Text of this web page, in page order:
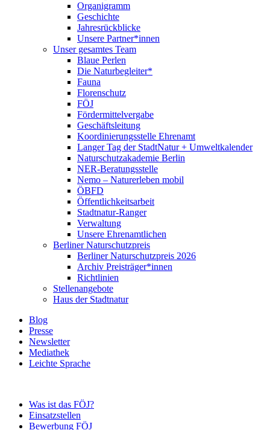
Organigramm
Geschichte
Jahresrückblicke
Unsere Partner*innen
Unser gesamtes Team
Blaue Perlen
Die Naturbegleiter*
Fauna
Florenschutz
FÖJ
Fördermittelvergabe
Geschäftsleitung
Koordinierungsstelle Ehrenamt
Langer Tag der StadtNatur + Umweltkalender
Naturschutzakademie Berlin
NER-Beratungsstelle
Nemo – Naturerleben mobil
ÖBFD
Öffentlichkeitsarbeit
Stadtnatur-Ranger
Verwaltung
Unsere Ehrenamtlichen
Berliner Naturschutzpreis
Berliner Naturschutzpreis 2026
Archiv Preisträger*innen
Richtlinien
Stellenangebote
Haus der Stadtnatur
Blog
Presse
Newsletter
Mediathek
Leichte Sprache
Was ist das FÖJ?
Einsatzstellen
Bewerbung FÖJ